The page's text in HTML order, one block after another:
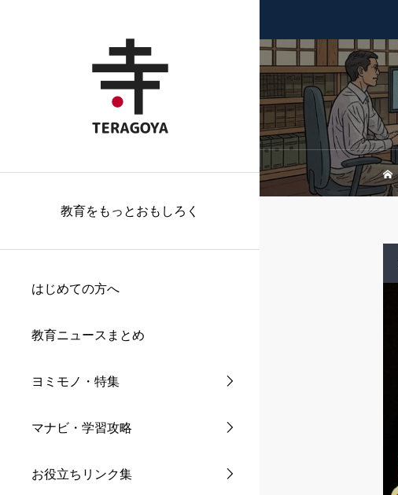
教育をもっとおもしろく
はじめての方へ
教育ニュースまとめ
ヨミモノ・特集
マナビ・学習攻略
お役立ちリンク集